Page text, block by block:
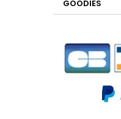
GOODIES